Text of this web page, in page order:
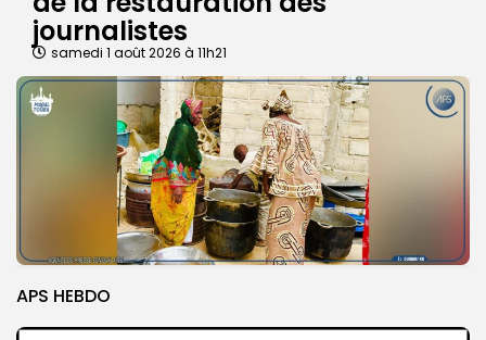
journalistes
samedi 1 août 2026 à 11h21
APS HEBDO